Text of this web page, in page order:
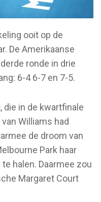
ooit op de
De Amerikaanse
ronde in drie
6-4 6-7 en 7-5.
die in de kwartfinale
Williams had
de droom van
Park haar
halen. Daarmee zou
Margaret Court